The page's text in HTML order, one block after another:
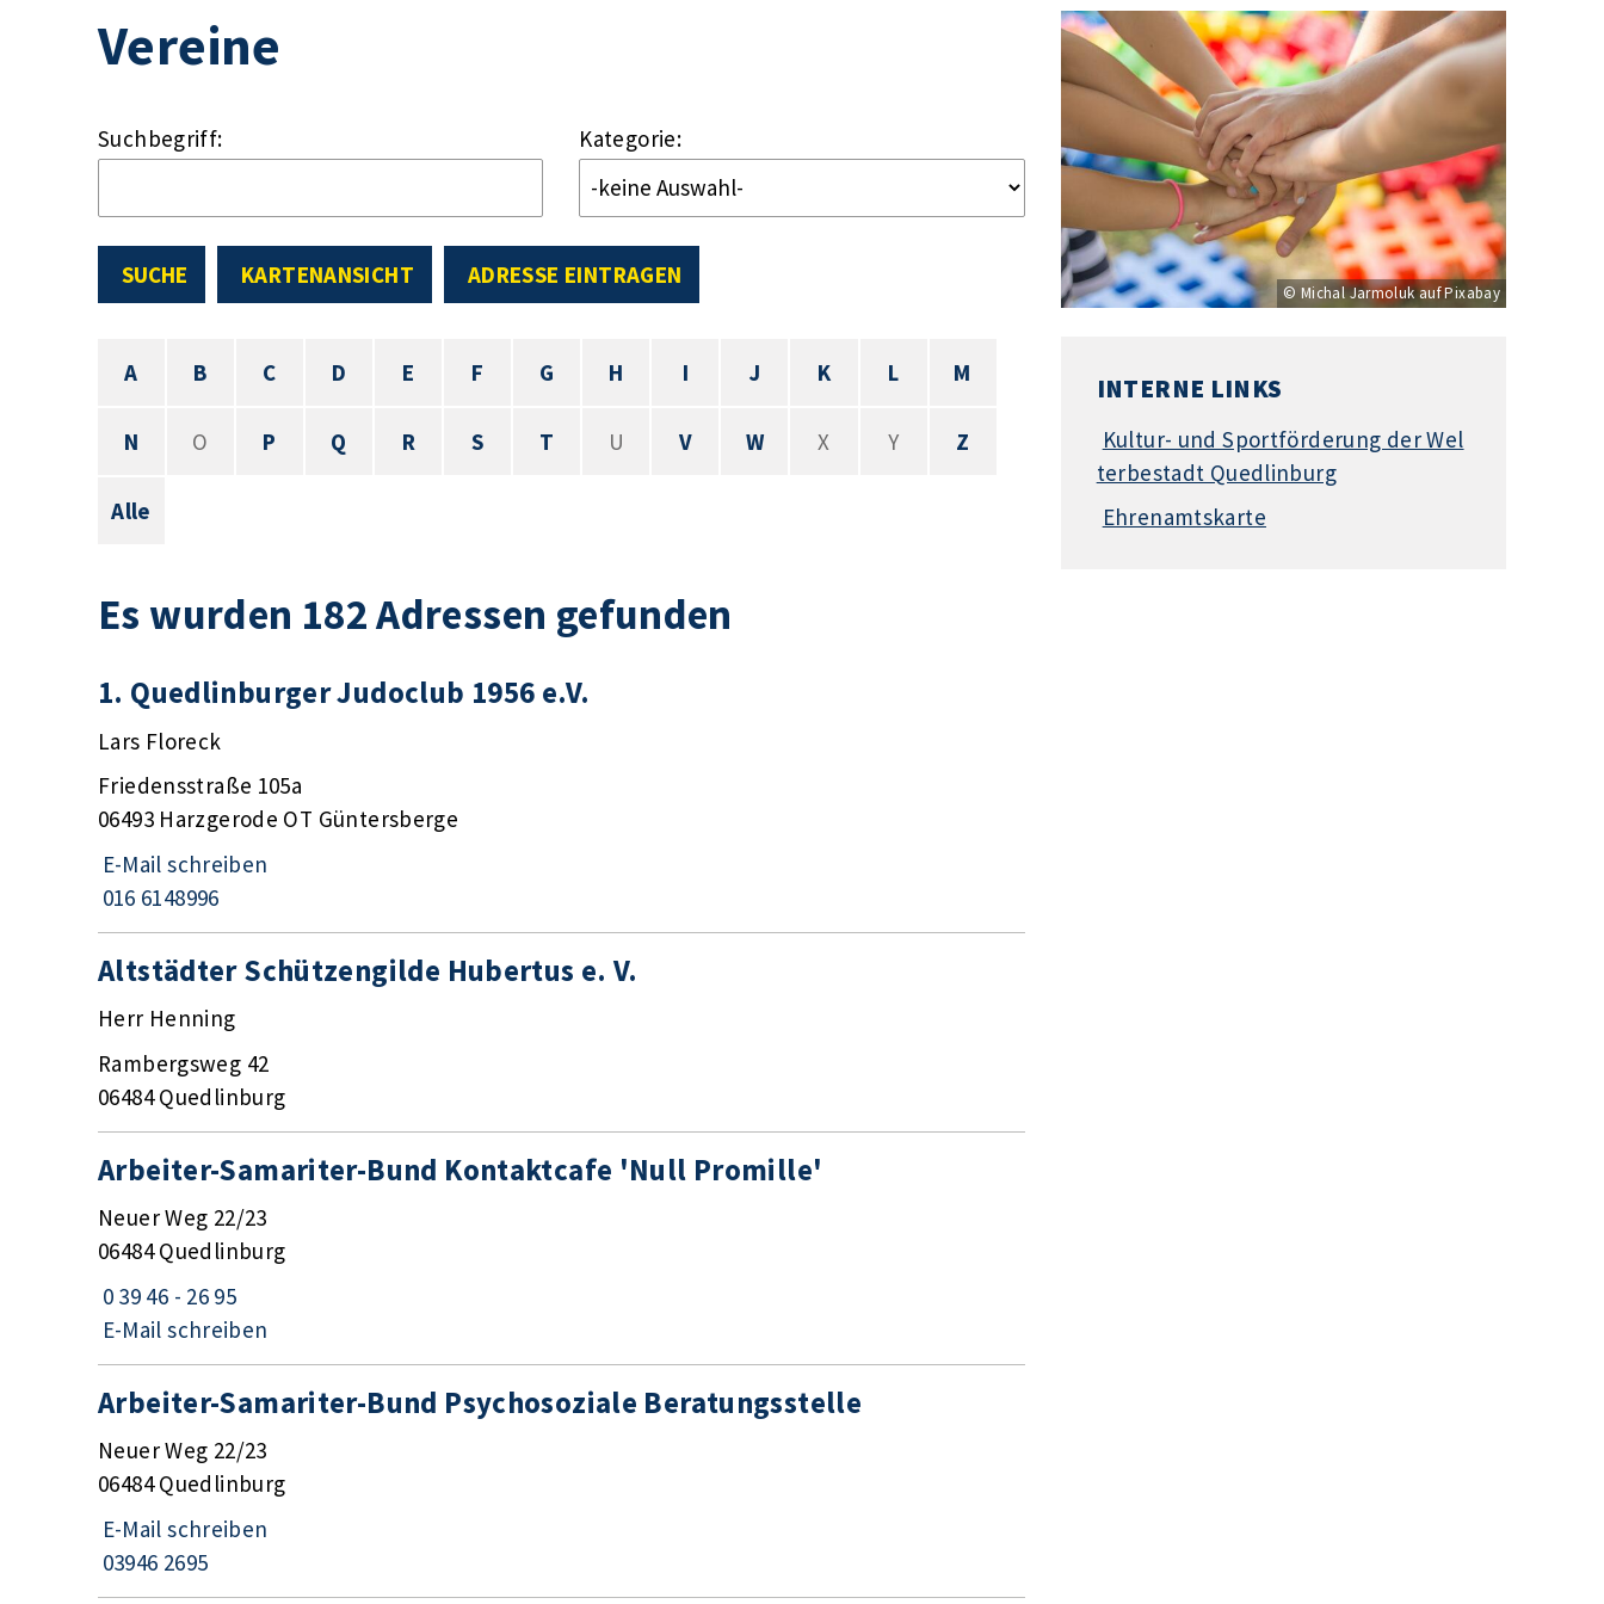
Vereine
Suchbegriff: Kategorie:
SUCHE ADRESSE EINTRAGEN
KARTENANSICHT
A B C D E F G H I J K L M
N O P Q R S T U V W X Y Z
Alle
Es wurden 182 Adressen gefunden
1. Quedlinburger Judoclub 1956 e.V.
Lars Floreck
Friedensstraße 105a
06493 Harzgerode OT Güntersberge
E-Mail schreiben
016 6148996
Altstädter Schützengilde Hubertus e. V.
Herr Henning
Rambergsweg 42
06484 Quedlinburg
Arbeiter-Samariter-Bund Kontaktcafe 'Null Promille'
Neuer Weg 22/23
06484 Quedlinburg
0 39 46 - 26 95
E-Mail schreiben
Arbeiter-Samariter-Bund Psychosoziale Beratungsstelle
Neuer Weg 22/23
06484 Quedlinburg
E-Mail schreiben
03946 2695
© Michal Jarmoluk auf Pixabay
INTERNE LINKS
Kultur- und Sportförderung der Wel
terbestadt Quedlinburg
Ehrenamtskarte